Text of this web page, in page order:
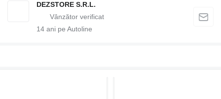
DEZSTORE S.R.L.
14 ani pe Autoline